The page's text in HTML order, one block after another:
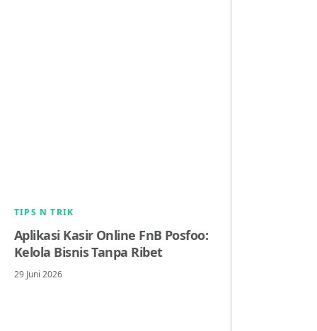
TIPS N TRIK
Aplikasi Kasir Online FnB Posfoo:
Kelola Bisnis Tanpa Ribet
29 Juni 2026